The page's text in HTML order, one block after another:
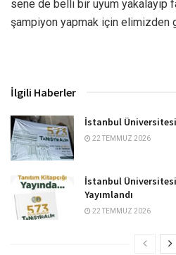
sene de belli bir uyum yakalayıp
şampiyon yapmak için elimizden
İlgili Haberler
İstanbul Üniversitesi
22 TEMMUZ 2026
İstanbul Üniversitesi
Yayımlandı
22 TEMMUZ 2026